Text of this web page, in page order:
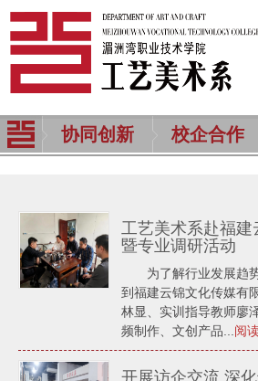
协同创新 校企合作
工艺美术系赴福
暨专业调研活动
为了解行业发展趋
到福建云锦文化传媒有
林显、实训指导教师廖
频制作、文创产品... 阅
开展访企交流 深